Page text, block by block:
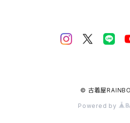
© 古着屋
Powered by